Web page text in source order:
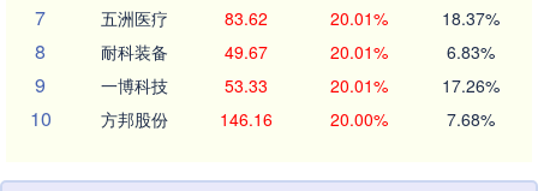
7 五洲医疗 83.62 20.01% 18.37%
8 耐科装备 49.67 20.01% 6.83%
9 一博科技 53.33 20.01% 17.26%
10 方邦股份 146.16 20.00% 7.68%